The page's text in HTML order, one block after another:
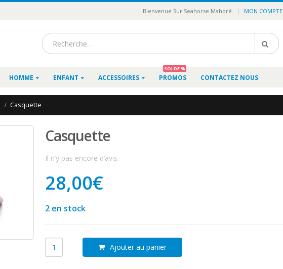
Bienvenue Sur Seahorse Mahoré | MON COMPTE
HOMME ENFANT ACCESSOIRES PROMOS
SOLDE %
CONTACTEZ NOUS
Casquette
Casquette
Il n’y pas encore d’avis.
28,00€
2 en stock
Ajouter au panier